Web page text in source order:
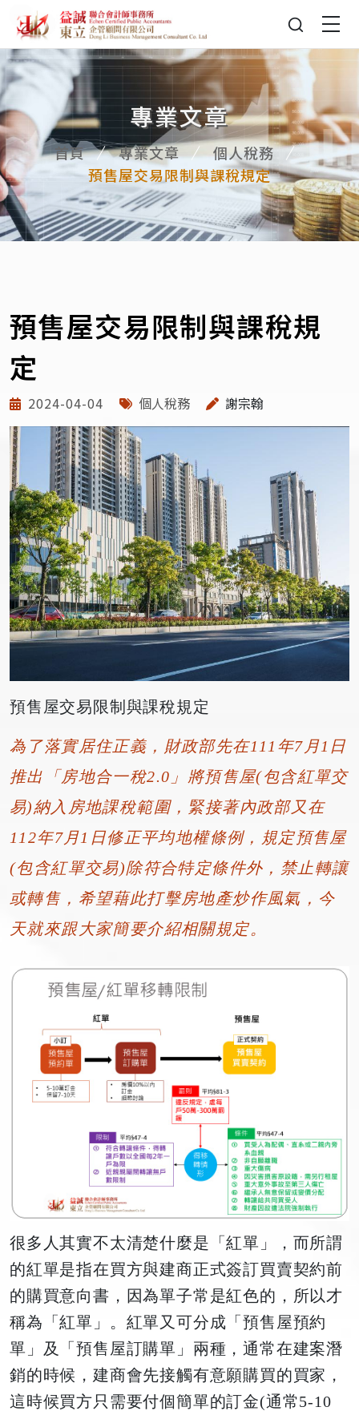
專業文章
首頁 專業文章
個人稅務
預售屋交易限制與課稅規定
預售屋交易限制與課稅規
定
2024-04-04 個人稅務 謝宗翰
預售屋交易限制與課稅規定
為了落實居住正義，財政部先在111年7月1日
推出「房地合一稅2.0」將預售屋(包含紅單交
易)納入房地課稅範圍，緊接著內政部又在
112年7月1日修正平均地權條例，規定預售屋
(包含紅單交易)除符合特定條件外，禁止轉讓
或轉售，希望藉此打擊房地產炒作風氣，今
天就來跟大家簡要介紹相關規定。
很多人其實不太清楚什麼是「紅單」，而所謂
的紅單是指在買方與建商正式簽訂買賣契約前
的購買意向書，因為單子常是紅色的，所以才
稱為「紅單」。紅單又可分成「預售屋預約
單」及「預售屋訂購單」兩種，通常在建案潛
銷的時候，建商會先接觸有意願購買的買家，
這時候買方只需要付個簡單的訂金(通常5-10